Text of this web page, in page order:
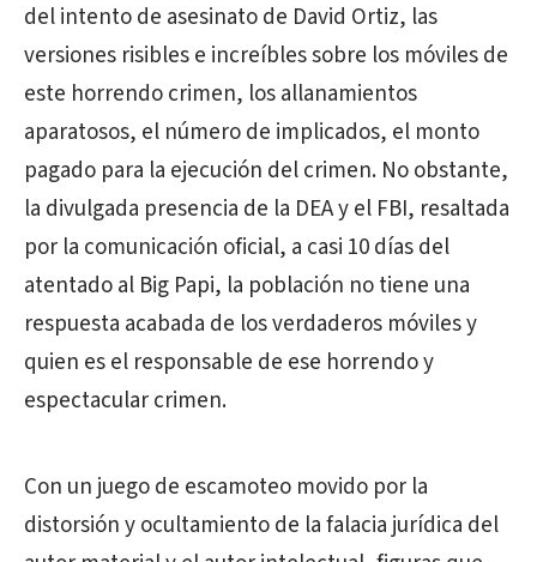
del intento de asesinato de David Ortiz, las
versiones risibles e increíbles sobre los móviles de
este horrendo crimen, los allanamientos
aparatosos, el número de implicados, el monto
pagado para la ejecución del crimen. No obstante,
la divulgada presencia de la DEA y el FBI, resaltada
por la comunicación oficial, a casi 10 días del
atentado al Big Papi, la población no tiene una
respuesta acabada de los verdaderos móviles y
quien es el responsable de ese horrendo y
espectacular crimen.
Con un juego de escamoteo movido por la
distorsión y ocultamiento de la falacia jurídica del